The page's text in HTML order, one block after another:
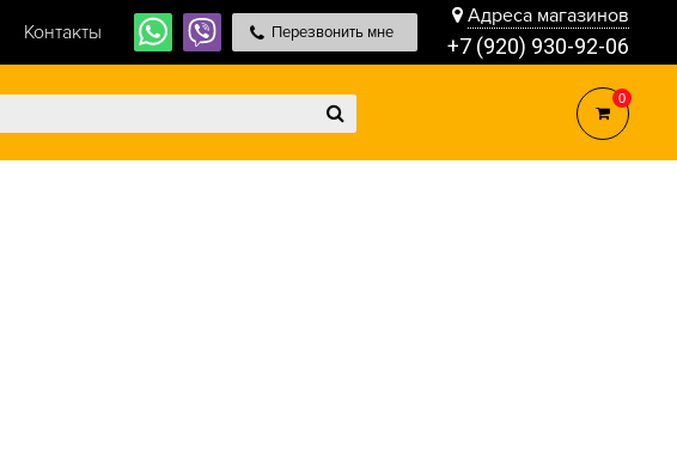
Контакты Перезвонить мне
Адреса магазинов
+7 (920) 930-92-06
0